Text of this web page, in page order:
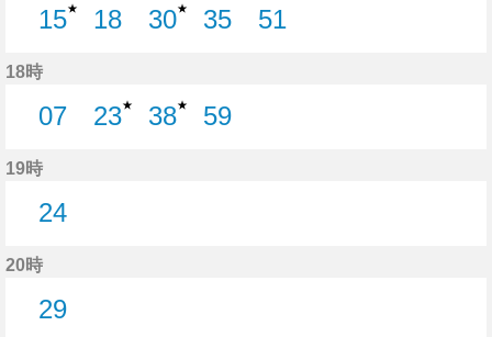
15★
18
30★
35
51
18時
07
23★
38★
59
19時
24
20時
29